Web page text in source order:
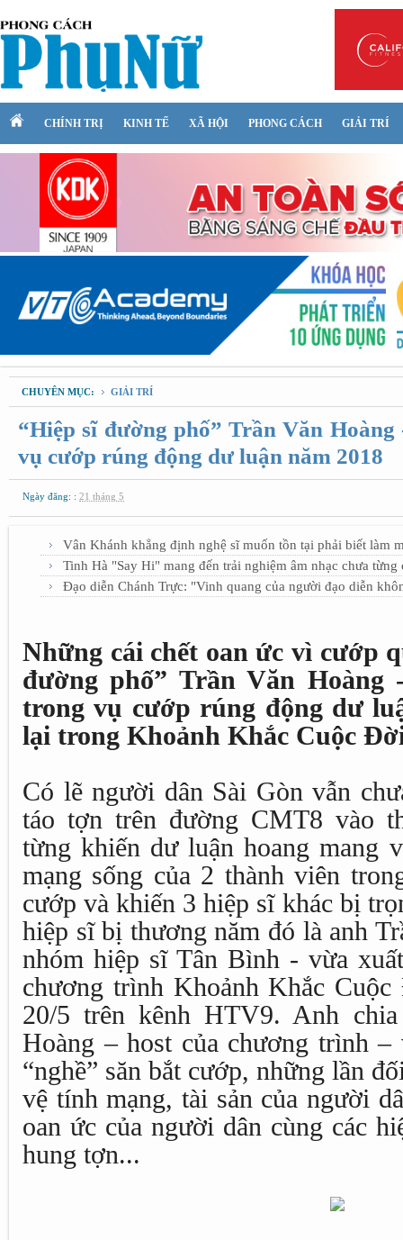
CHÍNH TRỊ KINH TẾ XÃ HỘI PHONG CÁCH GIẢI TRÍ
CHUYÊN MỤC: GIẢI TRÍ
“Hiệp sĩ đường phố” Trần Văn
vụ cướp rúng động dư luận năm 2018
Ngày đăng: : 21 tháng 5
Vân Khánh khẳng định nghệ sĩ muốn tồn tại phải biết làm
Tinh Hà "Say Hi" mang đến trải nghiệm âm nhạc chưa
Đạo diễn Chánh Trực: "Vinh quang của người đạo diễn
Những cái chết oan ức vì cướp
đường phố” Trần Văn Hoàng
trong vụ cướp rúng động dư
lại trong Khoảnh Khắc Cuộc
Có lẽ người dân Sài Gòn vẫn
táo tợn trên đường CMT8 vào
từng khiến dư luận hoang mang
mạng sống của 2 thành viên
cướp và khiến 3 hiệp sĩ khác bị
hiệp sĩ bị thương năm đó là anh
nhóm hiệp sĩ Tân Bình - vừa
chương trình Khoảnh Khắc
20/5 trên kênh HTV9. Anh
Hoàng – host của chương trình –
“nghề” săn bắt cướp, những lần
vệ tính mạng, tài sản của người
oan ức của người dân cùng các
hung tợn...